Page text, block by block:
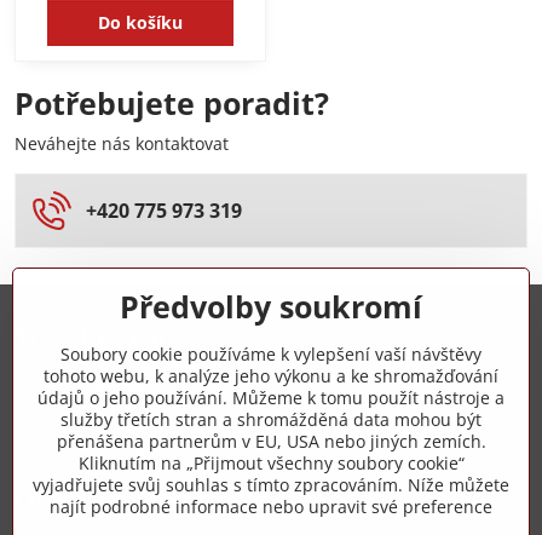
Do košíku
Potřebujete poradit?
Neváhejte nás kontaktovat
+420 775 973 319
+420 775 973 319
info​@zipzop​.cz
Objednávky
Předvolby soukromí
Soubory cookie používáme k vylepšení vaší návštěvy
tohoto webu, k analýze jeho výkonu a ke shromažďování
údajů o jeho používání. Můžeme k tomu použít nástroje a
služby třetích stran a shromážděná data mohou být
přenášena partnerům v EU, USA nebo jiných zemích.
Kliknutím na „Přijmout všechny soubory cookie“
vyjadřujete svůj souhlas s tímto zpracováním. Níže můžete
najít podrobné informace nebo upravit své preference